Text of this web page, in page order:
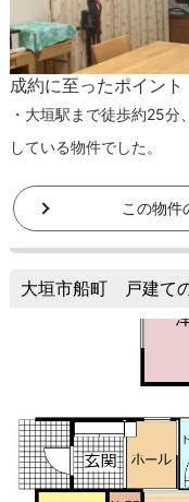
成約に至ったポイント
・大垣駅まで徒歩約25
している物件でした。
この物件
大垣市船町 戸建て